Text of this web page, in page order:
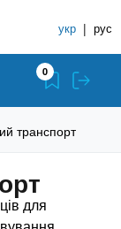
укр | рус
0
транспорт
для